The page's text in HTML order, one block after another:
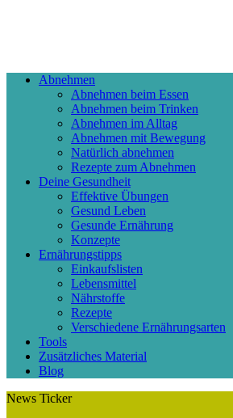
Abnehmen
Abnehmen beim Essen
Abnehmen beim Trinken
Abnehmen im Alltag
Abnehmen mit Bewegung
Natürlich abnehmen
Rezepte zum Abnehmen
Deine Gesundheit
Effektive Übungen
Gesund Leben
Gesunde Ernährung
Konzepte
Ernährungstipps
Einkaufslisten
Lebensmittel
Nährstoffe
Rezepte
Verschiedene Ernährungsarten
Tools
Zusätzliches Material
Blog
News Ticker